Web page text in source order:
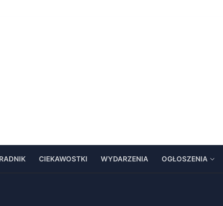
CIEKAWOSTKI WYDARZENIA OGŁOSZENIA